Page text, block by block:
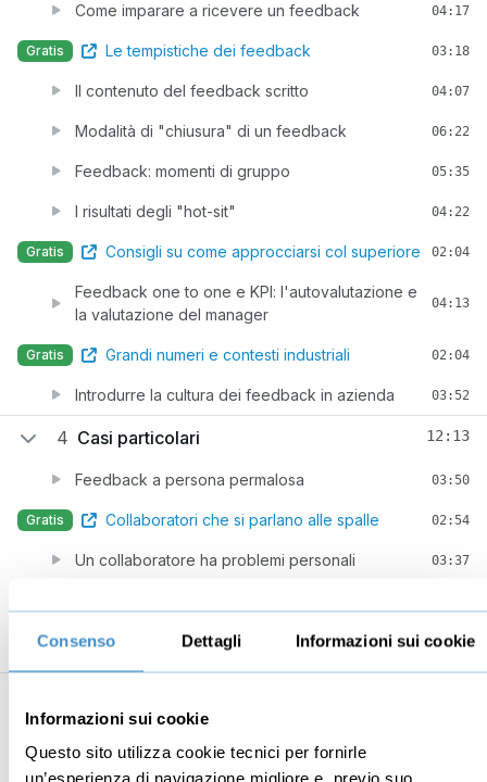
Consenso Dettagli Informazioni sui cookie
Informazioni sui cookie
Questo sito utilizza cookie tecnici per fornirle
un’esperienza di navigazione migliore e, previo suo
Come imparare a ricevere un feedback 04:17
Gratis Le tempistiche dei feedback 03:18
Il contenuto del feedback scritto 04:07
Modalità di "chiusura" di un feedback 06:22
Feedback: momenti di gruppo 05:35
I risultati degli "hot-sit" 04:22
Gratis Consigli su come approcciarsi col superiore 02:04
Feedback one to one e KPI: l'autovalutazione e
la valutazione del manager
04:13
Gratis Grandi numeri e contesti industriali 02:04
Introdurre la cultura dei feedback in azienda 03:52
4 Casi particolari 12:13
Feedback a persona permalosa 03:50
Gratis Collaboratori che si parlano alle spalle 02:54
Un collaboratore ha problemi personali 03:37
Mindset imprenditoriale Seo